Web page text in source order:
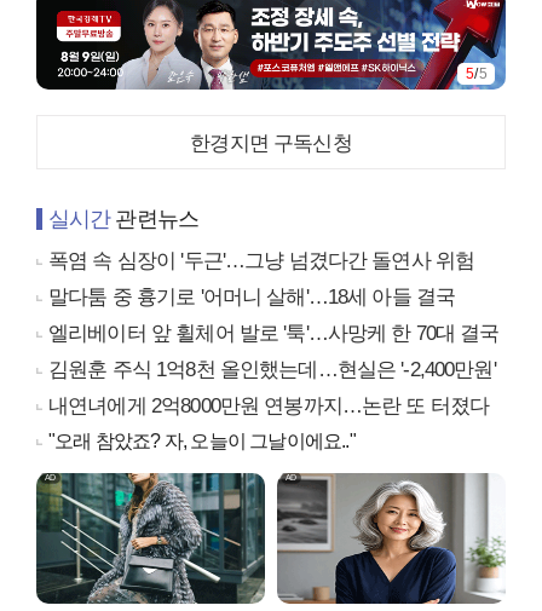
5/5
한경지면 구독신청
실시간관련뉴스
폭염 속 심장이 '두근'…그냥 넘겼다간 돌연사 위험
말다툼 중 흉기로 '어머니 살해'…18세 아들 결국
엘리베이터 앞 휠체어 발로 '툭'…사망케 한 70대 결국
김원훈 주식 1억8천 올인했는데…현실은 '-2,400만원'
내연녀에게 2억8000만원 연봉까지…논란 또 터졌다
"오래 참았죠? 자, 오늘이 그날이에요.."